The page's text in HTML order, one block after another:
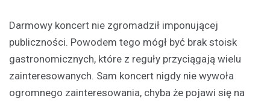
Darmowy koncert nie zgromadził imponującej
publiczności. Powodem tego mógł być brak stoisk
gastronomicznych, które z reguły przyciągają wielu
zainteresowanych. Sam koncert nigdy nie wywoła
ogromnego zainteresowania, chyba że pojawi się na